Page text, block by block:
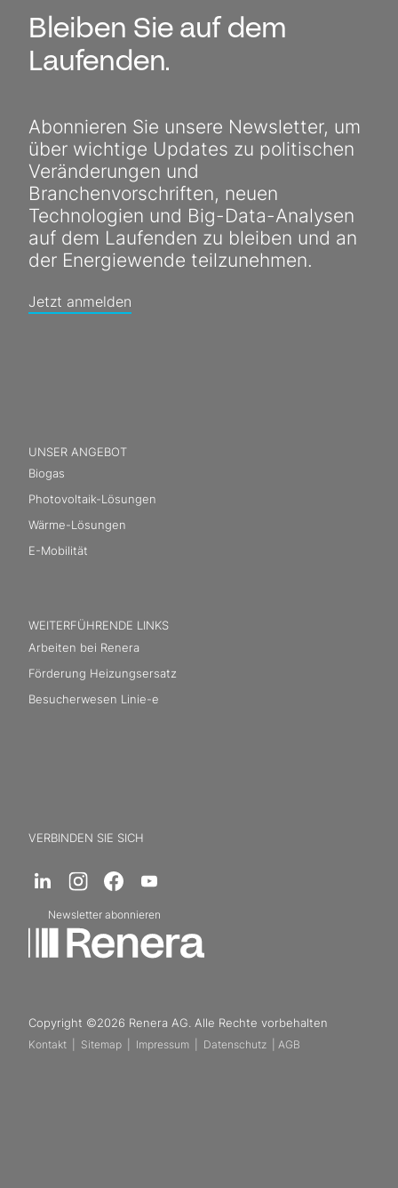
Bleiben Sie auf dem
Laufenden.
Abonnieren Sie unsere Newsletter, um
über wichtige Updates zu politischen
Veränderungen und
Branchenvorschriften, neuen
Technologien und Big-Data-Analysen
auf dem Laufenden zu bleiben und an
der Energiewende teilzunehmen.
Jetzt anmelden
UNSER ANGEBOT
Biogas
Photovoltaik-Lösungen
Wärme-Lösungen
E-Mobilität
WEITERFÜHRENDE LINKS
Arbeiten bei Renera
Förderung Heizungsersatz
Besucherwesen Linie-e
VERBINDEN SIE SICH
Newsletter abonnieren
Copyright ©2026 Renera AG. Alle Rechte vorbehalten
Kontakt Sitemap Impressum Datenschutz AGB